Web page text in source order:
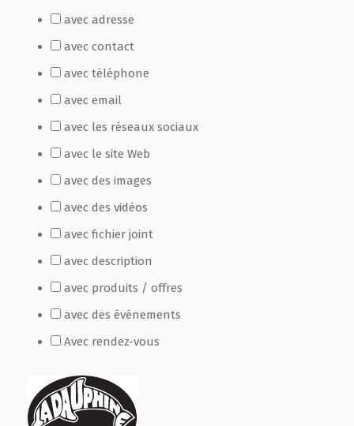
avec adresse
avec contact
avec téléphone
avec email
avec les réseaux sociaux
avec le site Web
avec des images
avec des vidéos
avec fichier joint
avec description
avec produits / offres
avec des événements
Avec rendez-vous
Fête Marché Paysan
Partenaires